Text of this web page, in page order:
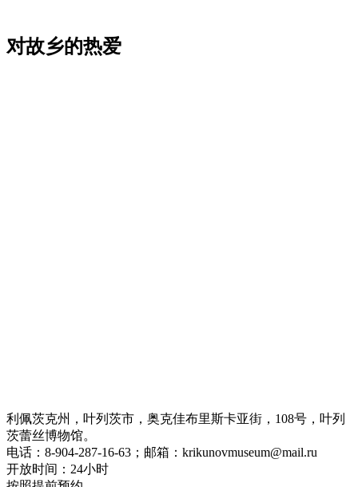
对故乡的热爱
利佩茨克州，叶列茨市，奥克佳布里斯卡亚街，108号，叶列
茨蕾丝博物馆。
电话：8-904-287-16-63；邮箱：krikunovmuseum@mail.ru
开放时间：24小时